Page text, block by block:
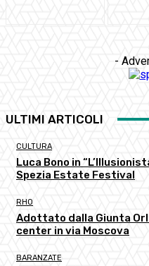
-
ULTIMI ARTICOLI
CULTURA
Luca Bono in
Spezia Estate Festival
RHO
Adottato dalla Giunta
center in via Moscova
BARANZATE